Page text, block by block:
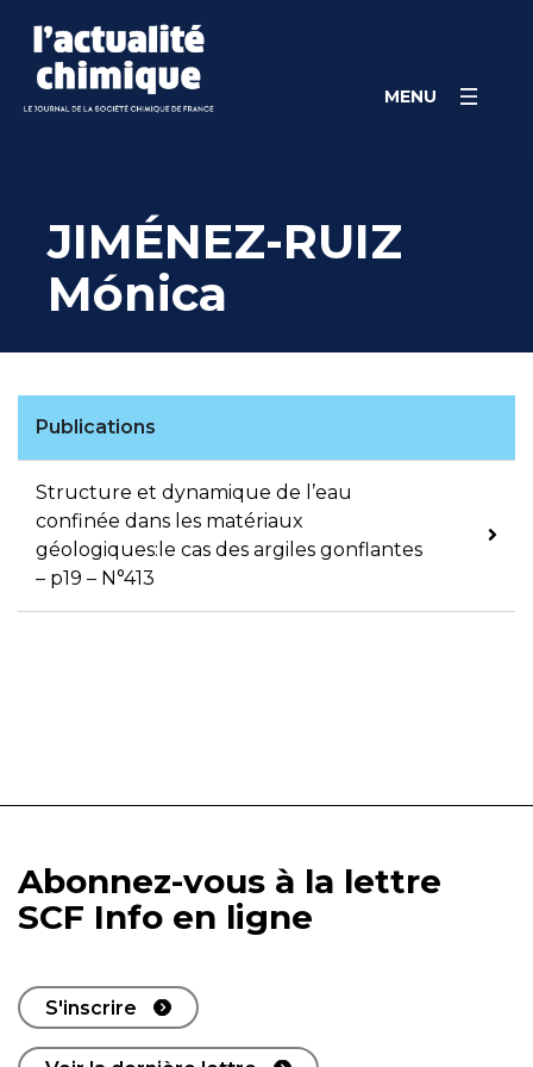
content
MENU
JIMÉNEZ-RUIZ
Mónica
Publications
Structure et dynamique de l’eau
confinée dans les matériaux
géologiques:le cas des argiles gonflantes
– p19 – N°413
Abonnez-vous à la lettre
SCF Info en ligne
S'inscrire